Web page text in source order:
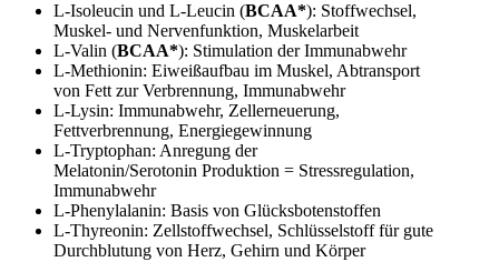
L-Isoleucin und L-Leucin (BCAA*): Stoffwechsel,
Muskel- und Nervenfunktion, Muskelarbeit
L-Valin (BCAA*): Stimulation der Immunabwehr
L-Methionin: Eiweißaufbau im Muskel, Abtransport
von Fett zur Verbrennung, Immunabwehr
L-Lysin: Immunabwehr, Zellerneuerung,
Fettverbrennung, Energiegewinnung
L-Tryptophan: Anregung der
Melatonin/Serotonin Produktion = Stressregulation,
Immunabwehr
L-Phenylalanin: Basis von Glücksbotenstoffen
L-Thyreonin: Zellstoffwechsel, Schlüsselstoff für gute
Durchblutung von Herz, Gehirn und Körper